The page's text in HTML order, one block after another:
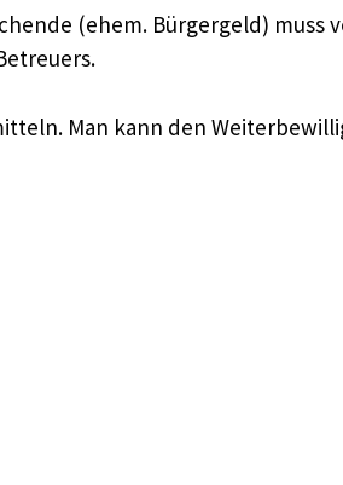
(ehem. Bürgergeld)
Man kann den